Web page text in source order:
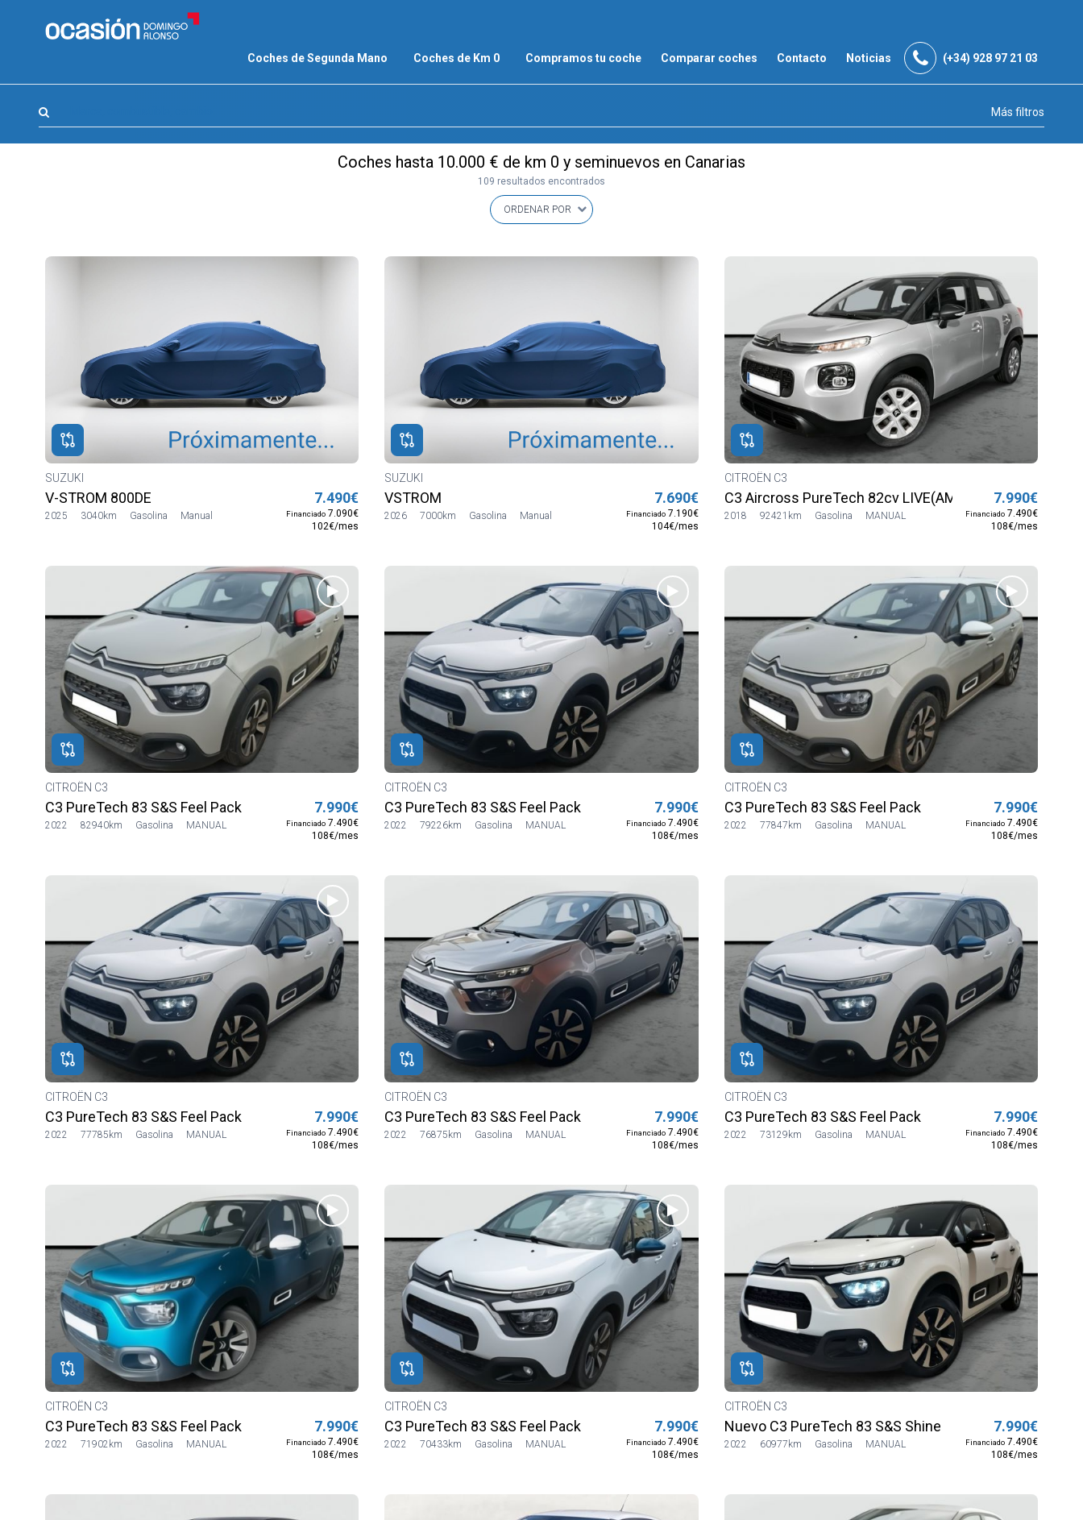
Coches de Segunda Mano Coches de Km 0 Compramos tu coche Comparar coches Contacto Noticias (+34) 928 97 21 03
FILTROS
APPROVED
Modelo (0)
(10)
Más filtros
Coches hasta 10.000 € de km 0 y seminuevos en Canarias
109 resultados encontrados
SUZUKI
V-STROM 800DE
2025 3040km Gasolina Manual
7.490€
Financiado 7.090€
102€/mes
SUZUKI
VSTROM
2026 7000km Gasolina Manual
7.690€
Financiado7.190€
104€/mes
CITROËN C3
C3 Aircross PureTech 82cv LIVE(AM20)
2018 92421km Gasolina MANUAL
7.990€
Financiado7.490€
108€/mes
CITROËN C3
C3 PureTech 83 S&S Feel Pack
2022 82940km Gasolina MANUAL
7.990€
Financiado 7.490€
108€/mes
CITROËN C3
C3 PureTech 83 S&S Feel Pack
2022 79226km Gasolina MANUAL
7.990€
Financiado7.490€
108€/mes
CITROËN C3
C3 PureTech 83 S&S Feel Pack
2022 77847km Gasolina MANUAL
7.990€
Financiado7.490€
108€/mes
CITROËN C3
C3 PureTech 83 S&S Feel Pack
2022 77785km Gasolina MANUAL
7.990€
Financiado 7.490€
108€/mes
CITROËN C3
C3 PureTech 83 S&S Feel Pack
2022 76875km Gasolina MANUAL
7.990€
Financiado7.490€
108€/mes
CITROËN C3
C3 PureTech 83 S&S Feel Pack
2022 73129km Gasolina MANUAL
7.990€
Financiado7.490€
108€/mes
CITROËN C3
C3 PureTech 83 S&S Feel Pack
2022 71902km Gasolina MANUAL
7.990€
Financiado 7.490€
108€/mes
CITROËN C3
C3 PureTech 83 S&S Feel Pack
2022 70433km Gasolina MANUAL
7.990€
Financiado7.490€
108€/mes
CITROËN C3
Nuevo C3 PureTech 83 S&S Shine
2022 60977km Gasolina MANUAL
7.990€
Financiado7.490€
108€/mes